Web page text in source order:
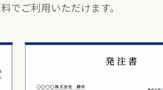
でご利用いただけます。